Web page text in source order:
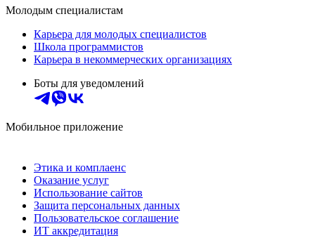
Молодым специалистам
Карьера для молодых специалистов
Школа программистов
Карьера в некоммерческих организациях
Боты для уведомлений
Мобильное приложение
Этика и комплаенс
Оказание услуг
Использование сайтов
Защита персональных данных
Пользовательское соглашение
ИТ аккредитация